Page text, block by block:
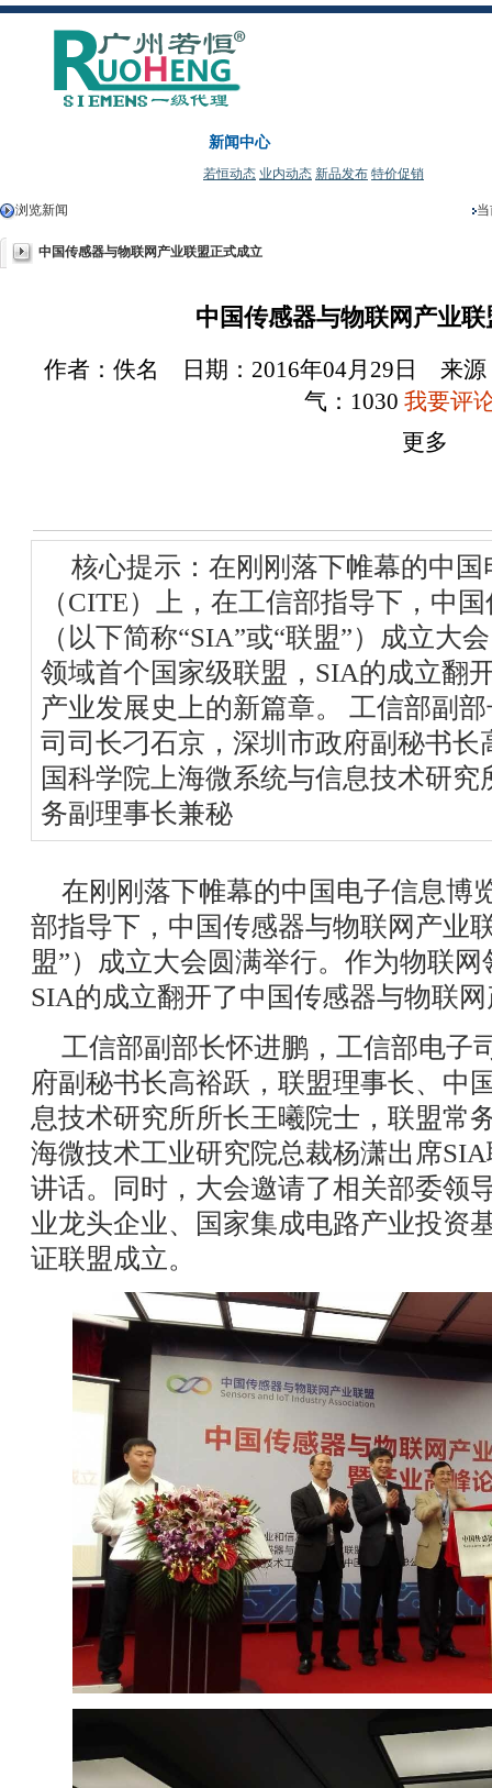
新闻中心
若恒动态 业内动态 新品发布 特价促销
浏览新闻
中国传感器与物联网产业联盟正式成立
中国传感器与物联网产业
作者：佚名 日期：2016年04月29日 来
气： 1030 我要评
更多
核心提示：在刚刚落下帷幕的中
（CITE）上，在工信部指导下，中
（以下简称“SIA”或“联盟”）成立大
领域首个国家级联盟，SIA的成立翻
产业发展史上的新篇章。 工信部副
司司长刁石京，深圳市政府副秘书
国科学院上海微系统与信息技术研
务副理事长兼秘
在刚刚落下帷幕的中国电子信息博
部指导下，中国传感器与物联网产业
盟”）成立大会圆满举行。作为物联
SIA的成立翻开了中国传感器与物联
工信部副部长怀进鹏，工信部电子
府副秘书长高裕跃，联盟理事长、中
息技术研究所所长王曦院士，联盟常
海微技术工业研究院总裁杨潇出席
讲话。同时，大会邀请了相关部委领
业龙头企业、国家集成电路产业投资
证联盟成立。